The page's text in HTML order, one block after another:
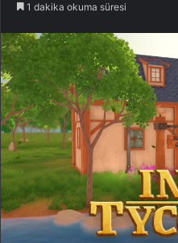
1 dakika okuma süresi